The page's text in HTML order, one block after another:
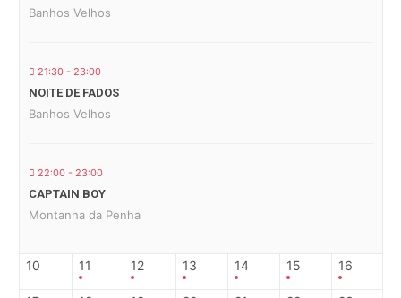
Banhos Velhos
21:30 - 23:00
NOITE DE FADOS
Banhos Velhos
22:00 - 23:00
CAPTAIN BOY
Montanha da Penha
10 11 12 13 14 15 16